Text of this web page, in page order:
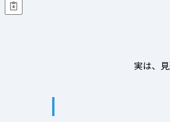
実は、